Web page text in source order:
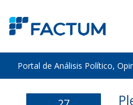
Portal de Análisis Político,